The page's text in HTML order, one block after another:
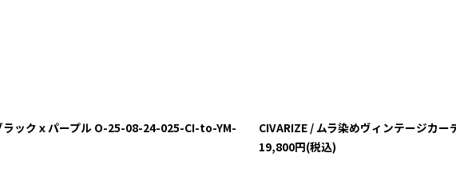
ラックｘパープル O-25-08-24-025-CI-to-YM-
CIVARIZE / ムラ染めヴィンテージカ
19,800円(税込)